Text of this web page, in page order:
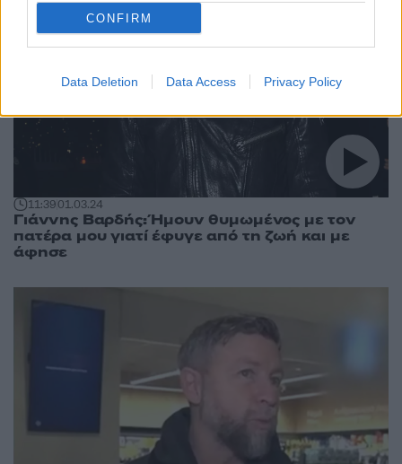
CONFIRM
Data Deletion Data Access Privacy Policy
11:3901.03.24
Γιάννης Βαρδής: Ήμουν θυμωμένος με τον
πατέρα μου γιατί έφυγε από τη ζωή και με
άφησε